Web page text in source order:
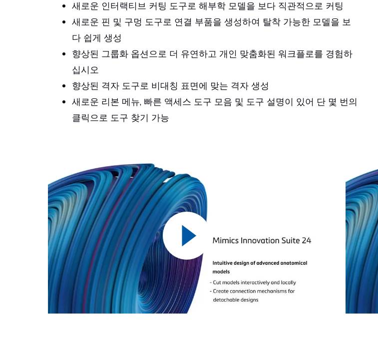
새로운 인터랙티브 커팅 도구로 해부학 모델을 보다 직관적으로 커팅
새로운 핀 및 구멍 도구로 연결 부품을 생성하여 탈착 가능한 모델을 보
다 쉽게 생성
향상된 그룹화 옵션으로 더 유연하고 개인 맞춤화된 워크플로를 경험하
십시오
향상된 격자 도구로 비대칭 표면에 맞는 격자 생성
새로운 리본 메뉴, 빠른 액세스 도구 모음 및 도구 설명이 있어 단 몇 번의
클릭으로 도구 찾기 가능